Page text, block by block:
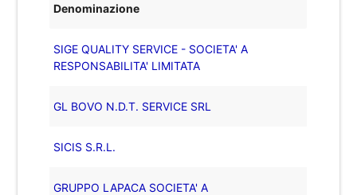
Denominazione
SIGE QUALITY SERVICE - SOCIETA' A
RESPONSABILITA' LIMITATA
GL BOVO N.D.T. SERVICE SRL
SICIS S.R.L.
GRUPPO LAPACA SOCIETA' A